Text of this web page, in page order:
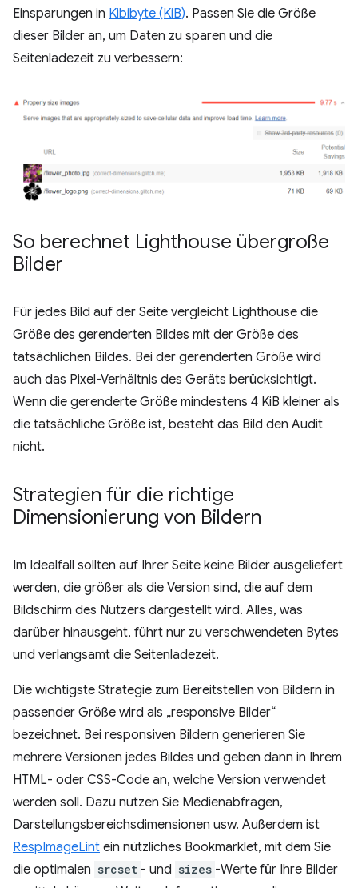
Einsparungen in Kibibyte (KiB). Passen Sie die Größe
dieser Bilder an, um Daten zu sparen und die
Seitenladezeit zu verbessern:
So berechnet Lighthouse übergroße
Bilder
Für jedes Bild auf der Seite vergleicht Lighthouse die
Größe des gerenderten Bildes mit der Größe des
tatsächlichen Bildes. Bei der gerenderten Größe wird
auch das Pixel-Verhältnis des Geräts berücksichtigt.
Wenn die gerenderte Größe mindestens 4 KiB kleiner als
die tatsächliche Größe ist, besteht das Bild den Audit
nicht.
Strategien für die richtige
Dimensionierung von Bildern
Im Idealfall sollten auf Ihrer Seite keine Bilder ausgeliefert
werden, die größer als die Version sind, die auf dem
Bildschirm des Nutzers dargestellt wird. Alles, was
darüber hinausgeht, führt nur zu verschwendeten Bytes
und verlangsamt die Seitenladezeit.
Die wichtigste Strategie zum Bereitstellen von Bildern in
passender Größe wird als „responsive Bilder“
bezeichnet. Bei responsiven Bildern generieren Sie
mehrere Versionen jedes Bildes und geben dann in Ihrem
HTML- oder CSS-Code an, welche Version verwendet
werden soll. Dazu nutzen Sie Medienabfragen,
Darstellungsbereichsdimensionen usw. Außerdem ist
RespImageLint ein nützliches Bookmarklet, mit dem Sie
die optimalen srcset - und sizes -Werte für Ihre Bilder